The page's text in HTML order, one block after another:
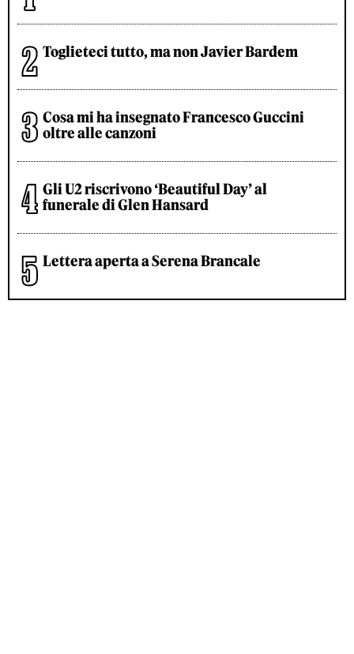
Toglieteci tutto, ma non Javier Bardem
Cosa mi ha insegnato Francesco Guccini
oltre alle canzoni
Gli U2 riscrivono ‘Beautiful Day’ al
funerale di Glen Hansard
Lettera aperta a Serena Brancale